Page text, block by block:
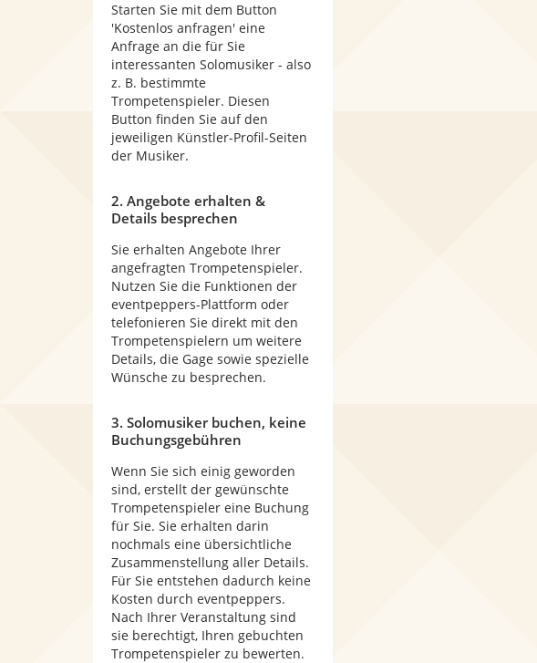
Starten Sie mit dem Button
'Kostenlos anfragen' eine
Anfrage an die für Sie
interessanten Solomusiker - also
z. B. bestimmte
Trompetenspieler. Diesen
Button finden Sie auf den
jeweiligen Künstler-Profil-Seiten
der Musiker.
2. Angebote erhalten &
Details besprechen
Sie erhalten Angebote Ihrer
angefragten Trompetenspieler.
Nutzen Sie die Funktionen der
eventpeppers-Plattform oder
telefonieren Sie direkt mit den
Trompetenspielern um weitere
Details, die Gage sowie spezielle
Wünsche zu besprechen.
3. Solomusiker buchen, keine
Buchungsgebühren
Wenn Sie sich einig geworden
sind, erstellt der gewünschte
Trompetenspieler eine Buchung
für Sie. Sie erhalten darin
nochmals eine übersichtliche
Zusammenstellung aller Details.
Für Sie entstehen dadurch keine
Kosten durch eventpeppers.
Nach Ihrer Veranstaltung sind
sie berechtigt, Ihren gebuchten
Trompetenspieler zu bewerten.